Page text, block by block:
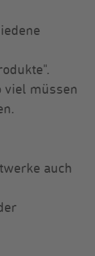
viel müssen
auch